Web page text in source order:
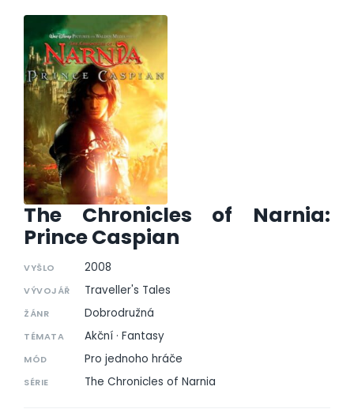
The Chronicles of Narnia:
Prince Caspian
VYŠLO 2008
VÝVOJÁŘ Traveller's Tales
ŽÁNR Dobrodružná
TÉMATA Akční · Fantasy
MÓD Pro jednoho hráče
SÉRIE The Chronicles of Narnia